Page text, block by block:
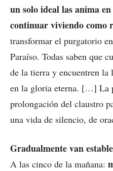
un solo ideal las anima
continuar viviendo como
transformar el purgatorio
Paraíso. Todas saben que
de la tierra y encuentren la
en la gloria eterna. […] La
prolongación del claustro
una vida de silencio, de
Gradualmente van
A las cinco de la mañana: